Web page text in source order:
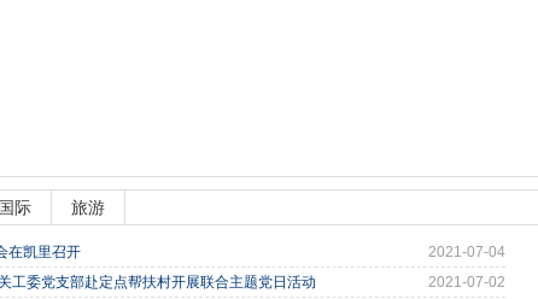
国际 旅游
2021-07-04
在凯里召开
2021-07-02
工委党支部赴定点帮扶村开展联合主题党日活动